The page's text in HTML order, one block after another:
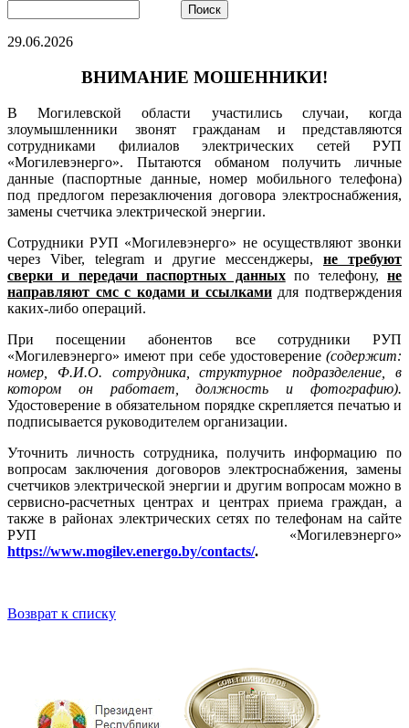
29.06.2026
ВНИМАНИЕ МОШЕННИКИ!
В Могилевской области участились случаи, когда
злоумышленники звонят гражданам и представляются
сотрудниками филиалов электрических сетей РУП
«Могилевэнерго». Пытаются обманом получить личные
данные (паспортные данные, номер мобильного телефона)
под предлогом перезаключения договора электроснабжения,
замены счетчика электрической энергии.
Сотрудники РУП «Могилевэнерго» не осуществляют звонки
через Viber, telegram и другие мессенджеры, не требуют
сверки и передачи паспортных данных по телефону,не
направляют смс с кодами и ссылкамидля подтверждения
каких-либо операций.
При посещении абонентов все сотрудники РУП
«Могилевэнерго» имеют при себе удостоверение (содержит:
номер, Ф.И.О. сотрудника, структурное подразделение, в
котором он работает, должность и фотографию).
Удостоверение в обязательном порядке скрепляется печатью и
подписывается руководителем организации.
Уточнить личность сотрудника, получить информацию по
вопросам заключения договоров электроснабжения, замены
счетчиков электрической энергии и другим вопросам можно в
сервисно-расчетных центрах и центрах приема граждан, а
также в районах электрических сетях по телефонам на сайте
РУП «Могилевэнерго»
https://www.mogilev.energo.by/contacts/.
Возврат к списку